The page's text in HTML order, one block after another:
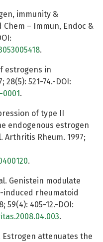
immunity &
– Immun, Endoc &
.
estrogens in
28(5): 521-74.-DOI:
.
of type II
endogenous estrogen
Rheum. 1997;
.
al. Genistein modulate
induced rheumatoid
59(4): 405-12.-DOI:
.
Estrogen attenuates the